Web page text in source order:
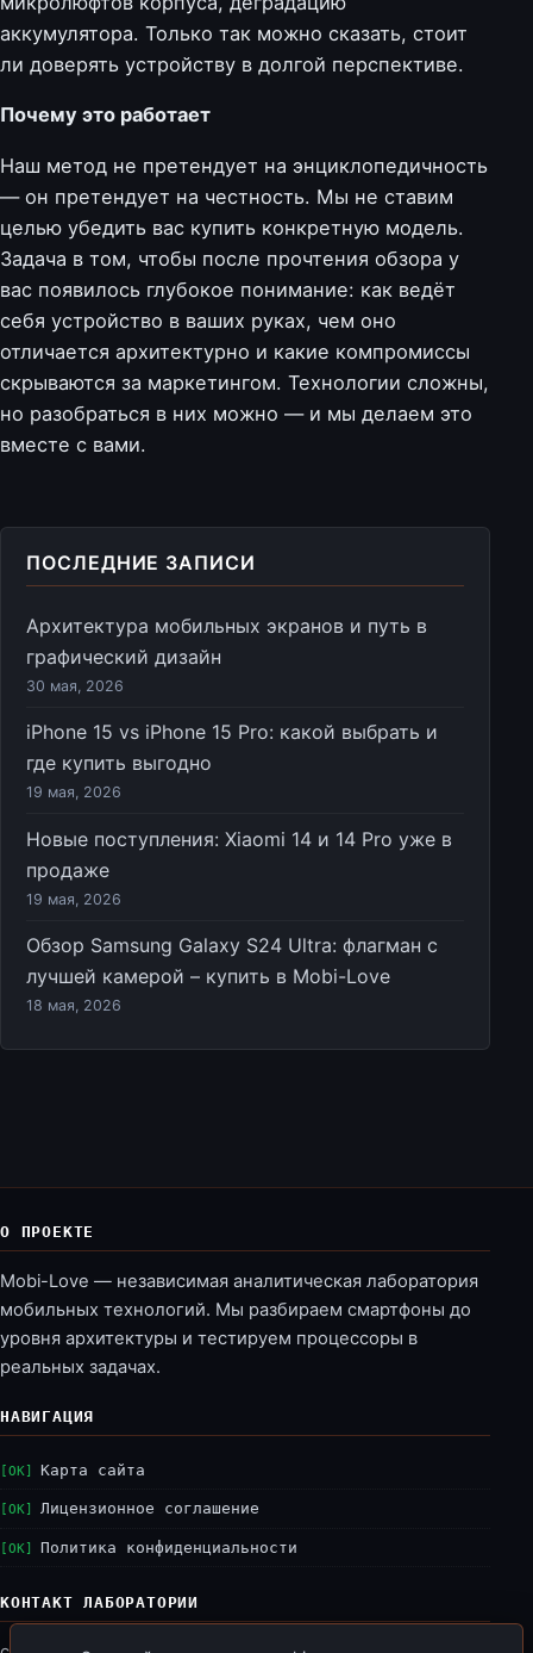
аккумулятора. Только так можно сказать, стоит
ли доверять устройству в долгой перспективе.
Почему это работает
Наш метод не претендует на энциклопедичность
— он претендует на честность. Мы не ставим
целью убедить вас купить конкретную модель.
Задача в том, чтобы после прочтения обзора у
вас появилось глубокое понимание: как ведёт
себя устройство в ваших руках, чем оно
отличается архитектурно и какие компромиссы
скрываются за маркетингом. Технологии сложны,
но разобраться в них можно — и мы делаем это
вместе с вами.
ПОСЛЕДНИЕ ЗАПИСИ
Архитектура мобильных экранов и путь в
графический дизайн
30 мая, 2026
iPhone 15 vs iPhone 15 Pro: какой выбрать и
где купить выгодно
19 мая, 2026
Новые поступления: Xiaomi 14 и 14 Pro уже в
продаже
19 мая, 2026
Обзор Samsung Galaxy S24 Ultra: флагман с
лучшей камерой – купить в Mobi-Love
18 мая, 2026
О ПРОЕКТЕ
Mobi-Love — независимая аналитическая лаборатория
мобильных технологий. Мы разбираем смартфоны до
уровня архитектуры и тестируем процессоры в
реальных задачах.
НАВИГАЦИЯ
Карта сайта
Лицензионное соглашение
Политика конфиденциальности
КОНТАКТ ЛАБОРАТОРИИ